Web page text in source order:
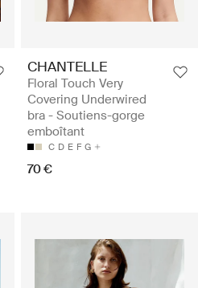
CHANTELLE
Floral Touch Very
Covering Underwired
bra - Soutiens-gorge
emboîtant
C D E F G
70 €